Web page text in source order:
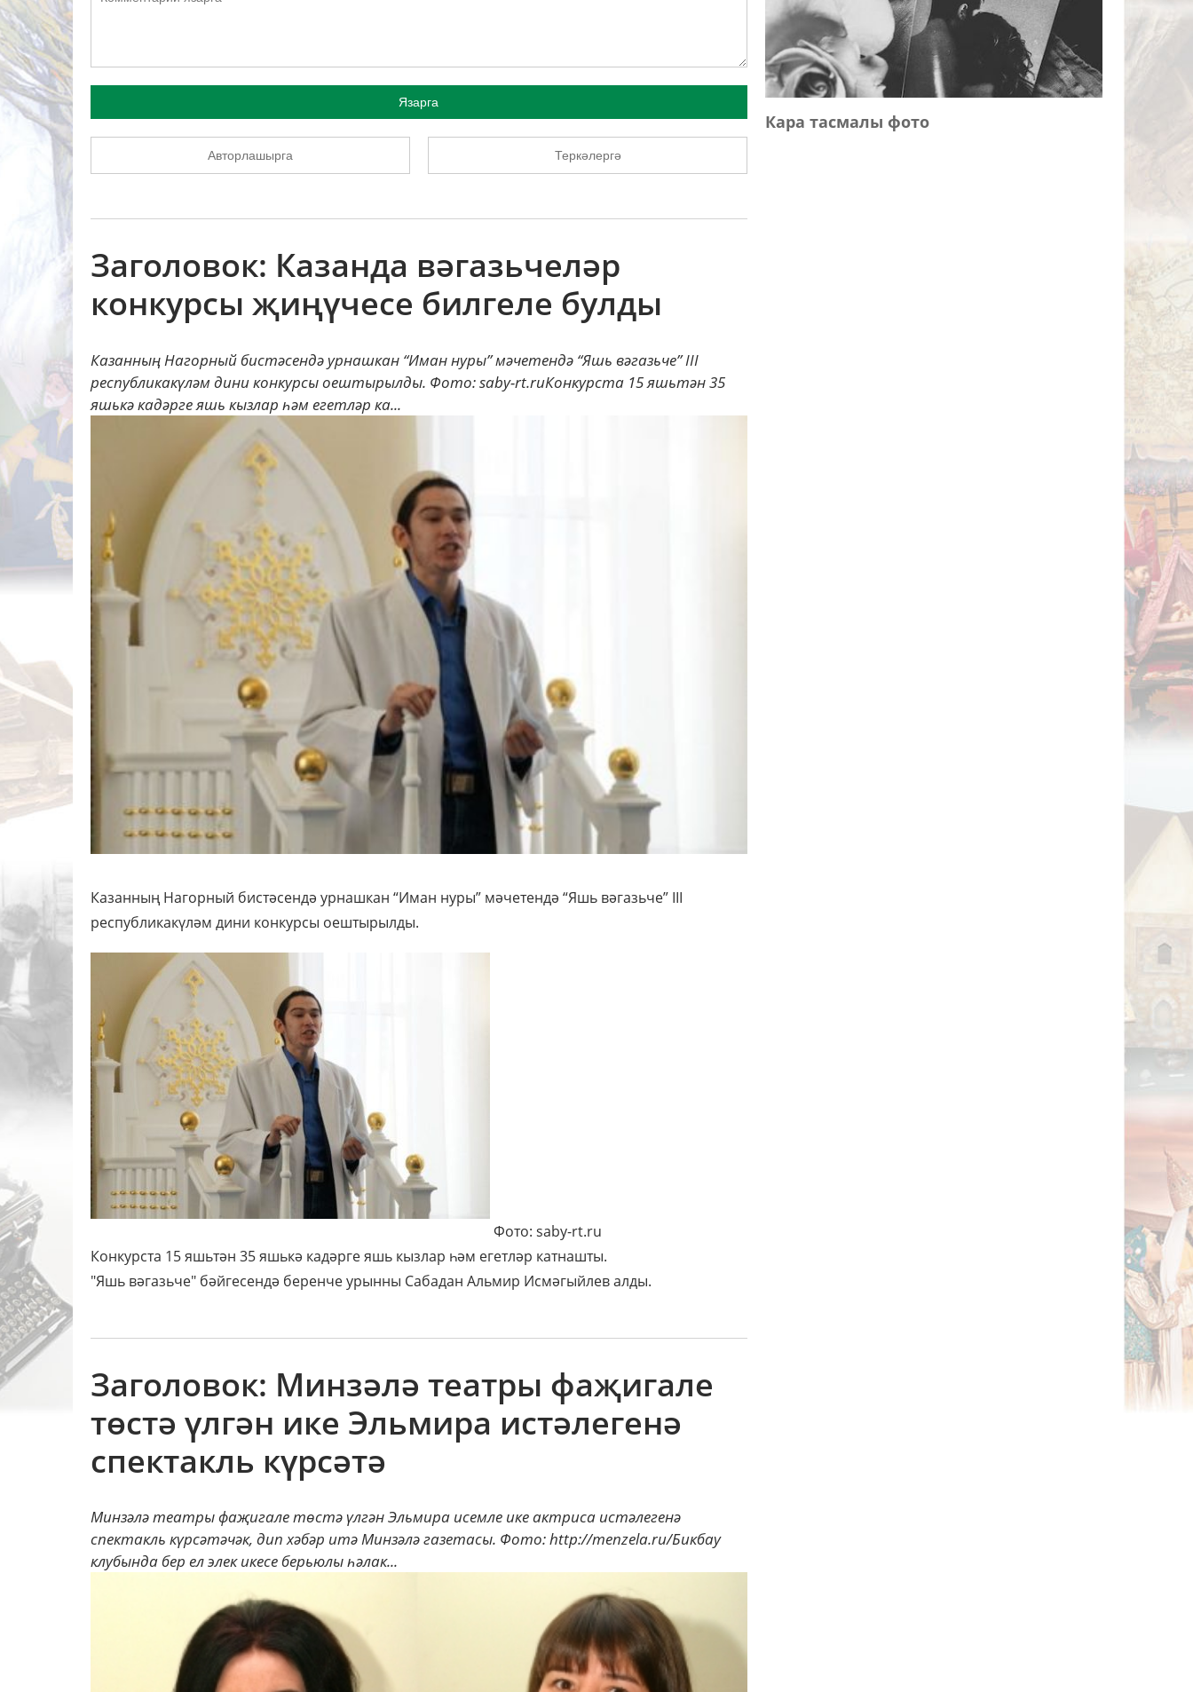
Язарга
Авторлашырга Теркәлергә
Заголовок: Казанда вәгазьчеләр
конкурсы җиңүчесе билгеле булды
Казанның Нагорный бистәсендә урнашкан “Иман нуры” мәчетендә “Яшь вәгазьче” III
республикакүләм дини конкурсы оештырылды. Фото: saby-rt.ruКонкурста 15 яшьтән 35
яшькә кадәрге яшь кызлар һәм егетләр ка...
Казанның Нагорный бистәсендә урнашкан “Иман нуры” мәчетендә “Яшь вәгазьче” III
республикакүләм дини конкурсы оештырылды.
Фото: saby-rt.ru
Конкурста 15 яшьтән 35 яшькә кадәрге яшь кызлар һәм егетләр катнашты.
"Яшь вәгазьче" бәйгесендә беренче урынны Сабадан Альмир Исмәгыйлев алды.
Заголовок: Минзәлә театры фаҗигале
төстә үлгән ике Эльмира истәлегенә
спектакль күрсәтә
Минзәлә театры фаҗигале төстә үлгән Эльмира исемле ике актриса истәлегенә
спектакль күрсәтәчәк, дип хәбәр итә Минзәлә газетасы. Фото: http://menzela.ru/Бикбау
клубында бер ел элек икесе берьюлы һәлак...
Кара тасмалы фото